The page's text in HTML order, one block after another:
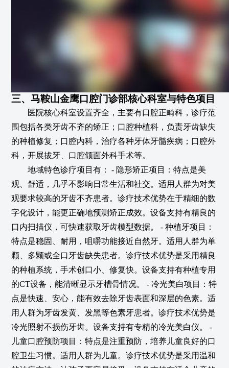
三、马鞍山金鹰口腔门诊部核心科室与特色项目
医院核心科室设置齐全，主要有口腔正畸科，诊疗范
围包括各类牙齿不齐的矫正；口腔种植科，负责牙齿缺失
的种植修复；口腔内科，治疗各种牙体牙髓疾病；口腔外
科，开展拔牙、口腔颌面外科手术等。
地域特色诊疗项目有： - 隐形矫正项目：特点是美
观、舒适，几乎不影响日常生活和社交。适用人群为对美
观要求较高的牙齿不齐患者。诊疗技术优势在于精细的数
字化设计，能更正确地预测矫正成效。设备支持有精良的
口内扫描仪，可快速获取牙齿模型数据。 - 种植牙项目：
特点是稳固、耐用，咀嚼功能接近自然牙。适用人群为单
颗、多颗或全口牙齿缺失患者。诊疗技术优势是采用精良
的种植系统，手术创口小、修复快。设备支持有种植专用
的CT设备，能清晰显示牙槽骨情况。 - 冷光美白项目：特
点是快速、安心，能有效去除牙齿表面和深层的色素。适
用人群为牙齿发黄、发黑等色素牙患者。诊疗技术优势是
冷光照射不损伤牙齿。设备支持有专精的冷光美白仪。 -
儿童口腔预防项目：特点是注重预防，培养儿童良好的口
腔卫生习惯。适用人群为儿童。诊疗技术优势是采用温和